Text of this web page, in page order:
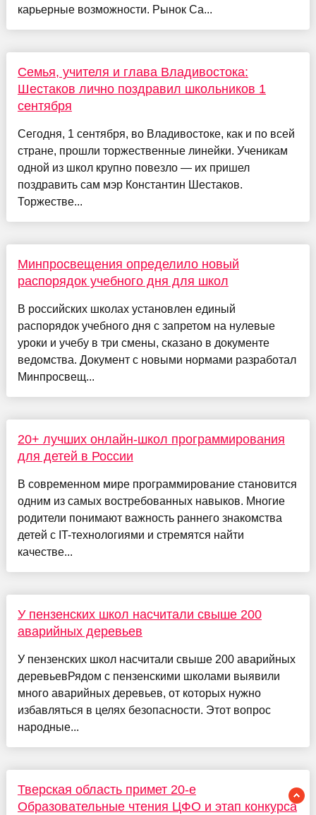
карьерные возможности. Рынок Са...
Семья, учителя и глава Владивостока:
Шестаков лично поздравил школьников 1
сентября
Сегодня, 1 сентября, во Владивостоке, как и по всей
стране, прошли торжественные линейки. Ученикам
одной из школ крупно повезло — их пришел
поздравить сам мэр Константин Шестаков.
Торжестве...
Минпросвещения определило новый
распорядок учебного дня для школ
В российских школах установлен единый
распорядок учебного дня с запретом на нулевые
уроки и учебу в три смены, сказано в документе
ведомства. Документ с новыми нормами разработал
Минпросвещ...
20+ лучших онлайн-школ программирования
для детей в России
В современном мире программирование становится
одним из самых востребованных навыков. Многие
родители понимают важность раннего знакомства
детей с IT-технологиями и стремятся найти
качестве...
У пензенских школ насчитали свыше 200
аварийных деревьев
У пензенских школ насчитали свыше 200 аварийных
деревьевРядом с пензенскими школами выявили
много аварийных деревьев, от которых нужно
избавляться в целях безопасности. Этот вопрос
народные...
Тверская область примет 20-е
Образовательные чтения ЦФО и этап конкурса